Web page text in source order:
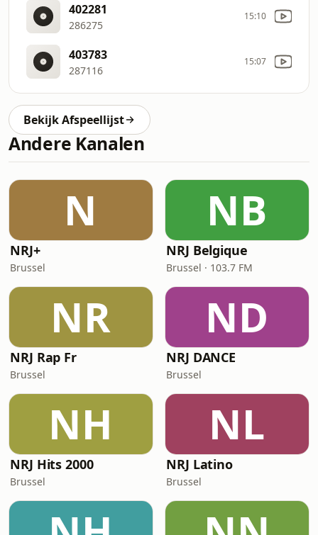
402281
286275
15:10
403783
287116
15:07
Bekijk Afspeellijst
Andere Kanalen
N
NRJ+
Brussel
NB
NRJ Belgique
Brussel · 103.7 FM
NR
NRJ Rap Fr
Brussel
ND
NRJ DANCE
Brussel
NH
NRJ Hits 2000
Brussel
NL
NRJ Latino
Brussel